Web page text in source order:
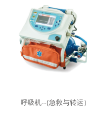
呼吸机--(急救与转运）